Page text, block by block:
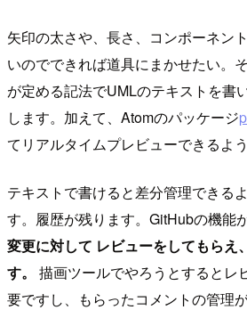
矢印の太さや、長さ、コンポーネン
いのでできれば道具にまかせたい。
が定める記法でUMLのテキストを書
します。加えて、Atomのパッケージ
てリアルタイムプレビューできるよう
テキストで書けると差分管理できる
す。履歴が残ります。GitHubの機能
変更に対して レビューをしてもらえ
す。
描画ツールでやろうとするとレ
要ですし、もらったコメントの管理